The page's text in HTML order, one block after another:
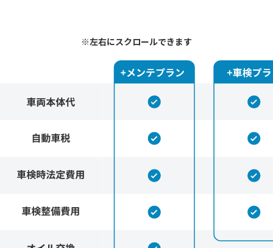
※左右にスクロールできます